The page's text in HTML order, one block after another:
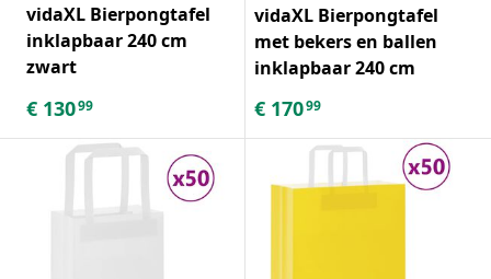
vidaXL Bierpongtafel
inklapbaar 240 cm
zwart
€ 13099
vidaXL Bierpongtafel
met bekers en ballen
inklapbaar 240 cm
€ 17099